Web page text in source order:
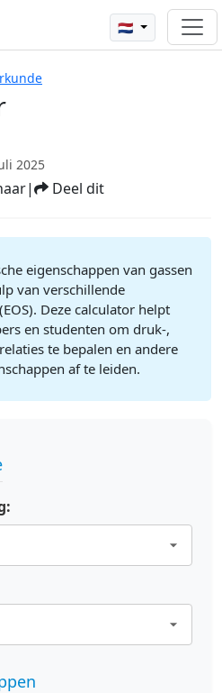
🇳🇱
2025
| Deel dit
eigenschappen van gassen
van verschillende
Deze calculator helpt
en studenten om druk-,
te bepalen en andere
af te leiden.